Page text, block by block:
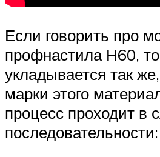
Если говорить про
профнастила Н60,
укладывается так
марки этого
процесс проходит в
последовательности: